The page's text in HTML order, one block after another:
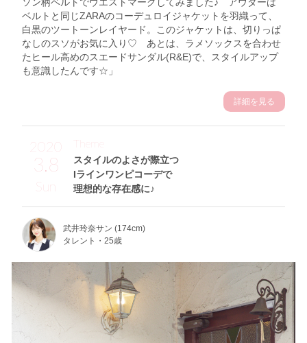
ベルトと同じZARAのコーデュロイジャケットを羽織って、
白黒のツートーンレイヤード。このジャケットは、切りっぱ
なしのスソがお気に入り♡ あとは、ラメソックスを合わせ
たヒール高めのスエードサンダル(R&E)で、スタイルアップ
も意識したんです☆」
詳細を見る
3.8
Sun
スタイルのよさが際立つ
Iラインワンピコーデで
理想的な存在感に♪
Theme
武井玲奈サン (174cm)
タレント・25歳